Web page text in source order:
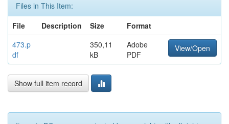
Files in This Item:
File
Description Size
Format
473.p
df
350,11
kB
Adobe
PDF
View/Open
Show full item record